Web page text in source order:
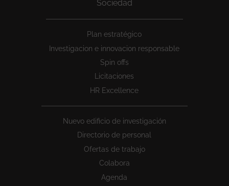
Sociedad
Plan estratégico
Investigacion e innovacion responsable
Spin offs
Licitaciones
HR Excellence
Nuevo edificio de investigación
Directorio de personal
Ofertas de trabajo
Colabora
Agenda